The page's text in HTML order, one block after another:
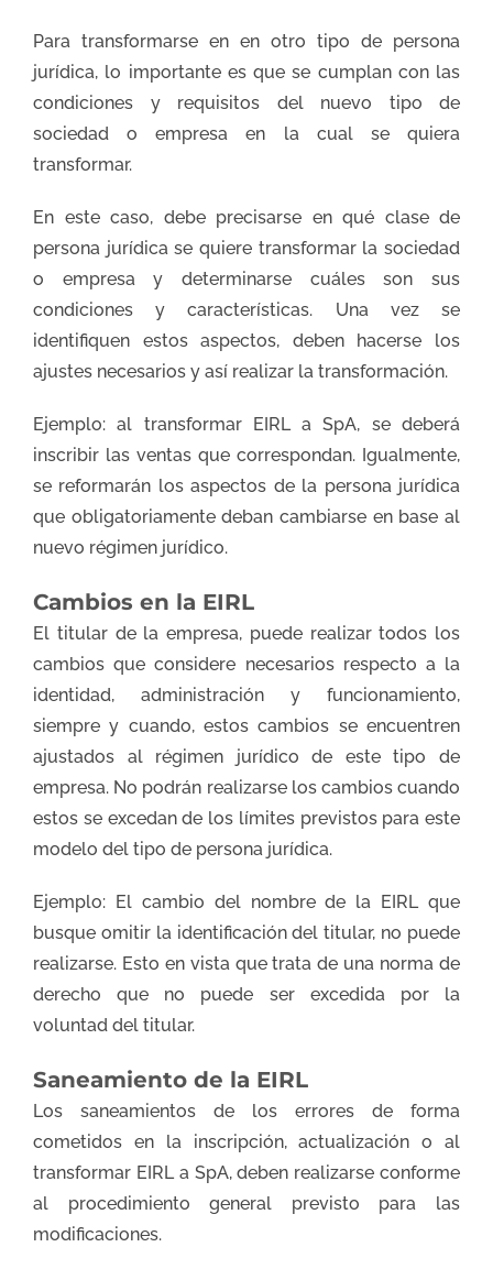
Para transformarse en en otro tipo de persona
jurídica, lo importante es que se cumplan con las
condiciones y requisitos del nuevo tipo de
sociedad o empresa en la cual se quiera
transformar.
En este caso, debe precisarse en qué clase de
persona jurídica se quiere transformar la sociedad
o empresa y determinarse cuáles son sus
condiciones y características. Una vez se
identifiquen estos aspectos, deben hacerse los
ajustes necesarios y así realizar la transformación.
Ejemplo: al transformar EIRL a SpA, se deberá
inscribir las ventas que correspondan. Igualmente,
se reformarán los aspectos de la persona jurídica
que obligatoriamente deban cambiarse en base al
nuevo régimen jurídico.
Cambios en la EIRL
El titular de la empresa, puede realizar todos los
cambios que considere necesarios respecto a la
identidad, administración y funcionamiento,
siempre y cuando, estos cambios se encuentren
ajustados al régimen jurídico de este tipo de
empresa. No podrán realizarse los cambios cuando
estos se excedan de los límites previstos para este
modelo del tipo de persona jurídica.
Ejemplo: El cambio del nombre de la EIRL que
busque omitir la identificación del titular, no puede
realizarse. Esto en vista que trata de una norma de
derecho que no puede ser excedida por la
voluntad del titular.
Saneamiento de la EIRL
Los saneamientos de los errores de forma
cometidos en la inscripción, actualización o al
transformar EIRL a SpA, deben realizarse conforme
al procedimiento general previsto para las
modificaciones.